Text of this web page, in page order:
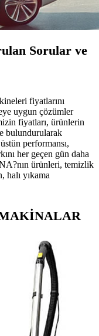
Sorular ve
fiyatlarını
uygun çözümler
fiyatları, ürünlerin
bulundurularak
performansı,
her geçen gün daha
ürünleri, temizlik
halı yıkama